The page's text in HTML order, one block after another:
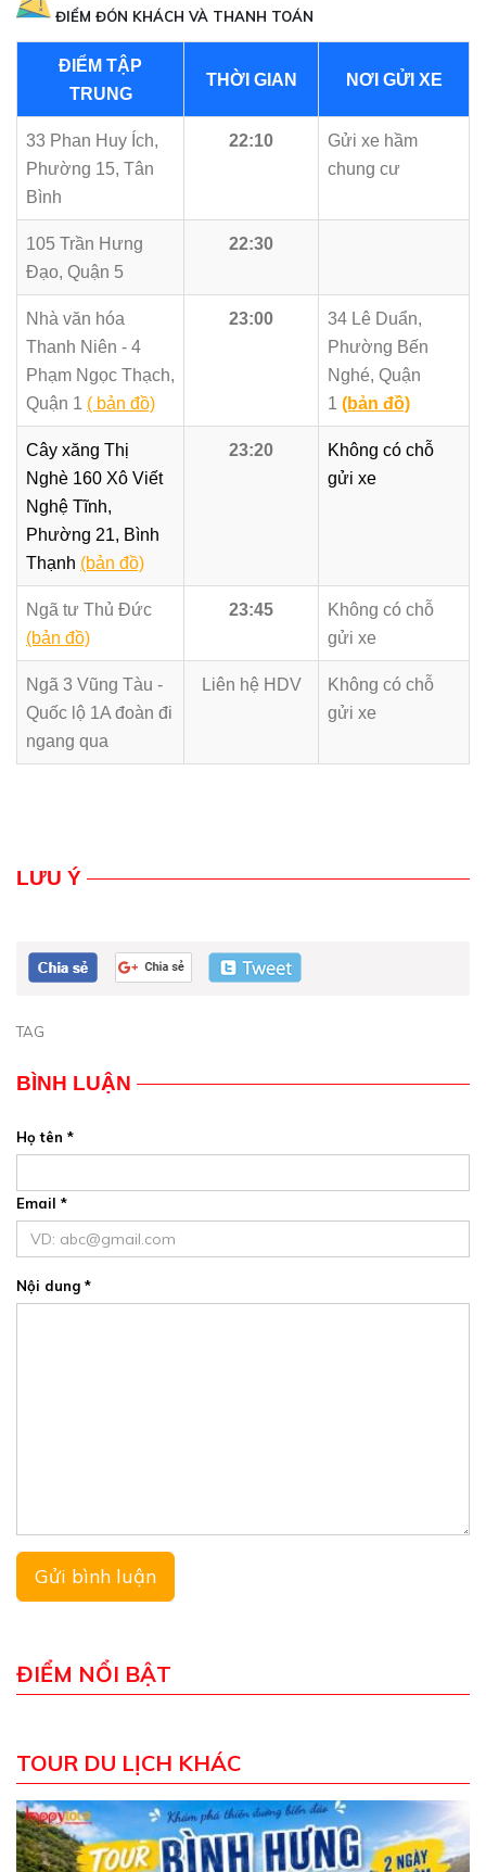
ĐIỂM ĐÓN KHÁCH VÀ THANH TOÁN
ĐIỂM TẬP
TRUNG
THỜI GIAN NƠI GỬI XE
33 Phan Huy Ích,
Phường 15, Tân
Bình
22:10
Gửi xe hầm
chung cư
105 Trần Hưng
Đạo, Quận 5
22:30
Nhà văn hóa
Thanh Niên - 4
Phạm Ngọc Thạch,
Quận 1 ( bản đồ)
23:00
34 Lê Duẩn,
Phường Bến
Nghé, Quận
1 (bản đồ)
Cây xăng Thị
Nghè 160 Xô Viết
Nghệ Tĩnh,
Phường 21, Bình
Thạnh (bản đồ)
23:20
Không có chỗ
gửi xe
Ngã tư Thủ Đức
(bản đồ)
23:45
Không có chỗ
gửi xe
Ngã 3 Vũng Tàu -
Quốc lộ 1A đoàn đi
ngang qua
Liên hệ HDV
Không có chỗ
gửi xe
LƯU Ý
TAG
BÌNH LUẬN
Họ tên *
Email *
Nội dung *
ĐIỂM NỔI BẬT
TOUR DU LỊCH KHÁC